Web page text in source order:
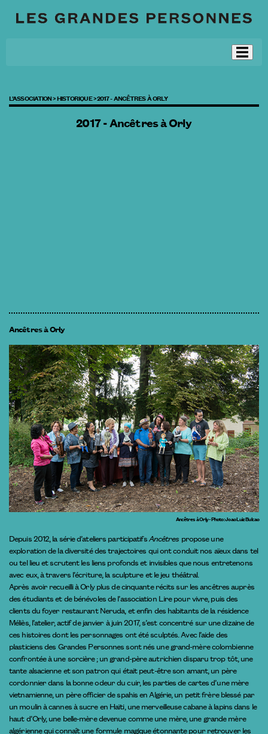
L’ASSOCIATION >HISTORIQUE >2017 - ANCÊTRES À ORLY
2017 - Ancêtres à Orly
Ancêtres à Orly
Ancêtres à Orly - Photo : Joao Luiz Bulcao
Depuis 2012, la série d’ateliers participatifsAncêtres propose une
exploration de la diversité des trajectoires qui ont conduit nos aïeux dans tel
ou tel lieu et scrutent les liens profonds et invisibles que nous entretenons
avec eux, à travers l’écriture, la sculpture et le jeu théâtral.
Après avoir recueilli à Orly plus de cinquante récits sur les ancêtres auprès
des étudiants et de bénévoles de l’association Lire pour vivre, puis des
clients du foyer restaurant Neruda, et enfin des habitants de la résidence
Méliès, l’atelier, actif de janvier à juin 2017, s’est concentré sur une dizaine de
ces histoires dont les personnages ont été sculptés. Avec l’aide des
plasticiens des Grandes Personnes sont nés une grand-mère colombienne
confrontée à une sorcière ; un grand-père autrichien disparu trop tôt, une
tante alsacienne et son patron qui était peut-être son amant, un père
cordonnier dans la bonne odeur du cuir, les parties de cartes d’une mère
vietnamienne, un père officier de spahis en Algérie, un petit frère blessé par
un moulin à cannes à sucre en Haïti, une merveilleuse cabane à lapins dans le
haut d’Orly, une belle-mère devenue comme une mère, une grande mère
algérienne qui connaît une formule magique étonnante pour retrouver les